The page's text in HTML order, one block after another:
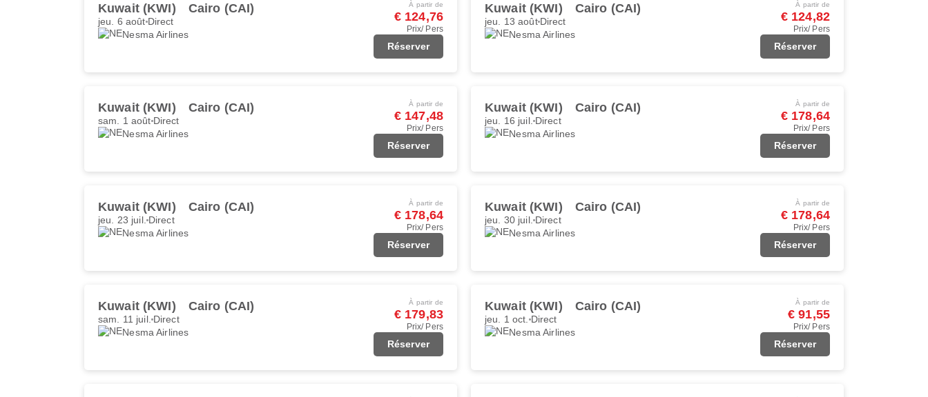
Kuwait (KWI) Cairo (CAI)
jeu. 6 août Direct
Nesma Airlines
À partir de
€ 124,76
Prix/ Pers
Réserver
Kuwait (KWI) Cairo (CAI)
jeu. 13 aoûtDirect
Nesma Airlines
À partir de
€ 124,82
Prix/ Pers
Réserver
Kuwait (KWI) Cairo (CAI)
sam. 1 août Direct
Nesma Airlines
À partir de
€ 147,48
Prix/ Pers
Réserver
Kuwait (KWI) Cairo (CAI)
jeu. 16 juil. Direct
Nesma Airlines
À partir de
€ 178,64
Prix/ Pers
Réserver
Kuwait (KWI) Cairo (CAI)
jeu. 23 juil. Direct
Nesma Airlines
À partir de
€ 178,64
Prix/ Pers
Réserver
Kuwait (KWI) Cairo (CAI)
jeu. 30 juil. Direct
Nesma Airlines
À partir de
€ 178,64
Prix/ Pers
Réserver
Kuwait (KWI) Cairo (CAI)
sam. 11 juil. Direct
Nesma Airlines
À partir de
€ 179,83
Prix/ Pers
Réserver
Kuwait (KWI) Cairo (CAI)
jeu. 1 oct. Direct
Nesma Airlines
À partir de
€ 91,55
Prix/ Pers
Réserver